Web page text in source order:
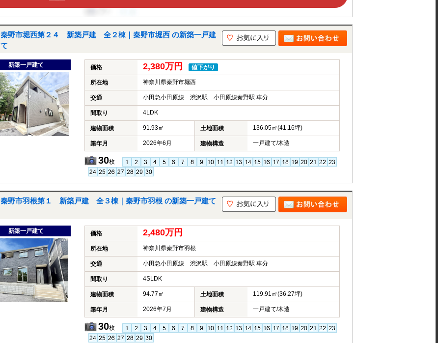
秦野市堀西第２４ 新築戸建 全２棟｜秦野市堀西 の新築一戸建
て
新築一戸建て 価格 2,380万円 値下がり
所在地 神奈川県秦野市堀西
交通 小田急小田原線 渋沢駅 小田原線秦野駅 車分
間取り 4LDK
建物面積 91.93㎡ 土地面積 136.05㎡(41.16坪)
築年月 2026年6月 建物構造 一戸建て/木造
30枚
秦野市羽根第１ 新築戸建 全３棟｜秦野市羽根 の新築一戸建て
新築一戸建て 価格 2,480万円
所在地 神奈川県秦野市羽根
交通 小田急小田原線 渋沢駅 小田原線秦野駅 車分
間取り 4SLDK
建物面積 94.77㎡ 土地面積 119.91㎡(36.27坪)
築年月 2026年7月 建物構造 一戸建て/木造
30枚